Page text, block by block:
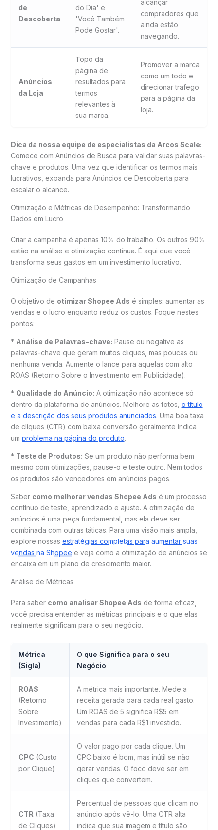
de
Descoberta
do Dia' e
'Você Também
Pode Gostar'.
alcançar
compradores que
ainda estão
navegando.
Anúncios
da Loja
Topo da
página de
resultados para
termos
relevantes à
sua marca.
Promover a marca
como um todo e
direcionar tráfego
para a página da
loja.
Dica da nossa equipe de especialistas da Arcos Scale:
Comece com Anúncios de Busca para validar suas palavras-
chave e produtos. Uma vez que identificar os termos mais
lucrativos, expanda para Anúncios de Descoberta para
escalar o alcance.
Otimização e Métricas de Desempenho: Transformando
Dados em Lucro
Criar a campanha é apenas 10% do trabalho. Os outros 90%
estão na análise e otimização contínua. É aqui que você
transforma seus gastos em um investimento lucrativo.
Otimização de Campanhas
O objetivo de otimizar Shopee Ads é simples: aumentar as
vendas e o lucro enquanto reduz os custos. Foque nestes
pontos:
* Análise de Palavras-chave: Pause ou negative as
palavras-chave que geram muitos cliques, mas poucas ou
nenhuma venda. Aumente o lance para aquelas com alto
ROAS (Retorno Sobre o Investimento em Publicidade).
* Qualidade do Anúncio: A otimização não acontece só
dentro da plataforma de anúncios. Melhore as fotos, o título
e a descrição dos seus produtos anunciados. Uma boa taxa
de cliques (CTR) com baixa conversão geralmente indica
um problema na página do produto.
* Teste de Produtos: Se um produto não performa bem
mesmo com otimizações, pause-o e teste outro. Nem todos
os produtos são vencedores em anúncios pagos.
Saber como melhorar vendas Shopee Ads é um processo
contínuo de teste, aprendizado e ajuste. A otimização de
anúncios é uma peça fundamental, mas ela deve ser
combinada com outras táticas. Para uma visão mais ampla,
explore nossas estratégias completas para aumentar suas
vendas na Shopee e veja como a otimização de anúncios se
encaixa em um plano de crescimento maior.
Análise de Métricas
Para saber como analisar Shopee Ads de forma eficaz,
você precisa entender as métricas principais e o que elas
realmente significam para o seu negócio.
Métrica
(Sigla)
O que Significa para o seu
Negócio
ROAS
(Retorno
Sobre
Investimento)
A métrica mais importante. Mede a
receita gerada para cada real gasto.
Um ROAS de 5 significa R$5 em
vendas para cada R$1 investido.
CPC (Custo
por Clique)
O valor pago por cada clique. Um
CPC baixo é bom, mas inútil se não
gerar vendas. O foco deve ser em
cliques que convertem.
CTR (Taxa
de Cliques)
Percentual de pessoas que clicam no
anúncio após vê-lo. Uma CTR alta
indica que sua imagem e título são